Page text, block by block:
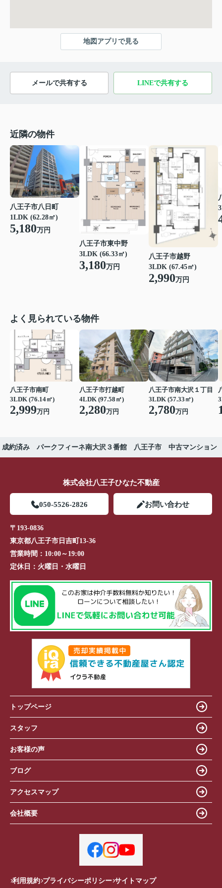
地図アプリで見る
メールで共有する LINEで共有する
近隣の物件
八王子市八日町
1LDK (62.28㎡)
5,180万円
八王子市東中野
3LDK (66.33㎡)
3,180万円
八王子市越野
3LDK (67.45㎡)
2,990万円
よく見られている物件
八王子市南町
3LDK (76.14㎡)
2,999万円
八王子市打越町
4LDK (97.58㎡)
2,280万円
八王子市南大沢１丁目
3LDK (57.33㎡)
2,780万円
約済み パークフィーネ南大沢３番館 八王子市 中古マンション
株式会社八王子ひなた不動産
050-5526-2826 お問い合わせ
〒193-0836
東京都八王子市日吉町13-36
営業時間： 10:00～19:00
定休日： 火曜日・水曜日
トップページ
スタッフ
お客様の声
ブログ
アクセスマップ
会社概要
利用規約 プライバシーポリシー サイトマップ